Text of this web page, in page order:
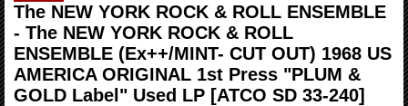
The NEW YORK ROCK & ROLL ENSEMBLE
- The NEW YORK ROCK & ROLL
ENSEMBLE (Ex++/MINT- CUT OUT) 1968 US
AMERICA ORIGINAL 1st Press "PLUM &
GOLD Label" Used LP [ATCO SD 33-240]